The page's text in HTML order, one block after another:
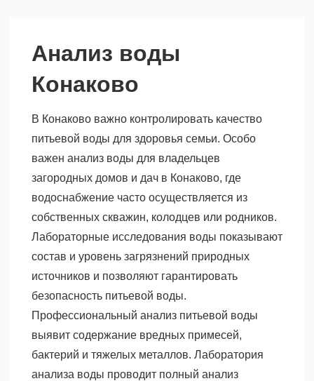
Анализ воды
Конаково
В Конаково важно контролировать качество
питьевой воды для здоровья семьи. Особо
важен анализ воды для владельцев
загородных домов и дач в Конаково, где
водоснабжение часто осуществляется из
собственных скважин, колодцев или родников.
Лабораторные исследования воды показывают
состав и уровень загрязнений природных
источников и позволяют гарантировать
безопасность питьевой воды.
Профессиональный анализ питьевой воды
выявит содержание вредных примесей,
бактерий и тяжелых металлов. Лаборатория
анализа воды проводит полный анализ